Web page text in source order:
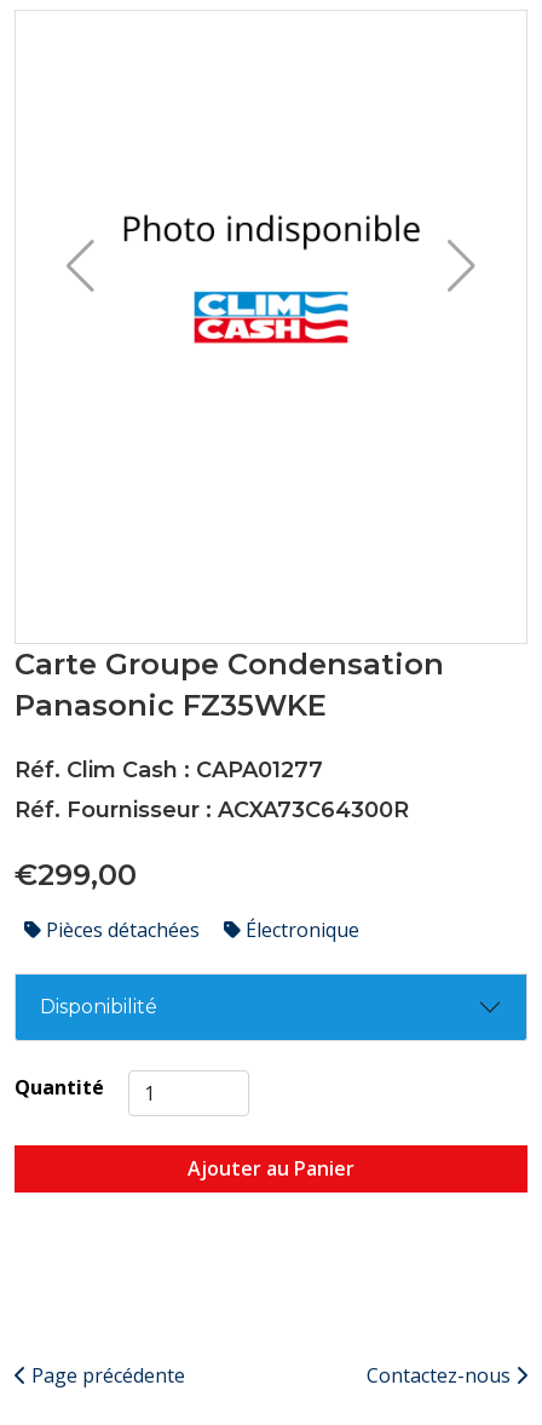
Carte Groupe Condensation
Panasonic FZ35WKE
Réf. Clim Cash : CAPA01277
Réf. Fournisseur : ACXA73C64300R
€299,00
Pièces détachées Électronique
Disponibilité
Quantité
Ajouter au Panier
Page précédente Contactez-nous